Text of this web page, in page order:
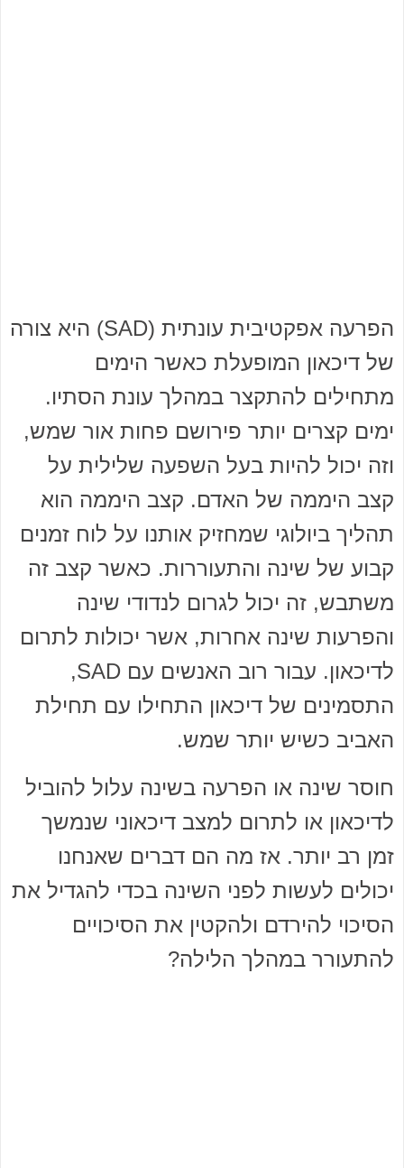
הפרעה אפקטיבית עונתית (SAD) היא צורה
של דיכאון המופעלת כאשר הימים
מתחילים להתקצר במהלך עונת הסתיו.
ימים קצרים יותר פירושם פחות אור שמש,
וזה יכול להיות בעל השפעה שלילית על
קצב היממה של האדם. קצב היממה הוא
תהליך ביולוגי שמחזיק אותנו על לוח זמנים
קבוע של שינה והתעוררות. כאשר קצב זה
משתבש, זה יכול לגרום לנדודי שינה
והפרעות שינה אחרות, אשר יכולות לתרום
לדיכאון. עבור רוב האנשים עם SAD,
התסמינים של דיכאון התחילו עם תחילת
האביב כשיש יותר שמש.
חוסר שינה או הפרעה בשינה עלול להוביל
לדיכאון או לתרום למצב דיכאוני שנמשך
זמן רב יותר. אז מה הם דברים שאנחנו
יכולים לעשות לפני השינה בכדי להגדיל את
הסיכוי להירדם ולהקטין את הסיכויים
להתעורר במהלך הלילה?